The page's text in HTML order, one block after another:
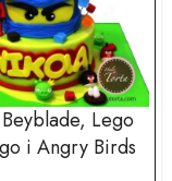
Lego
i Angry Birds